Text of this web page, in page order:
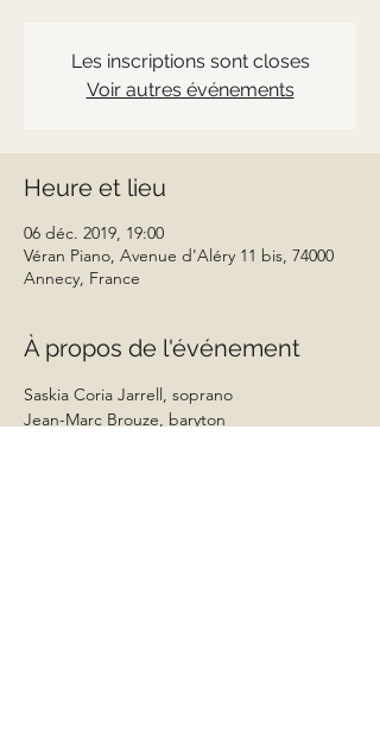
Les inscriptions sont closes
Voir autres événements
Heure et lieu
06 déc. 2019, 19:00
Véran Piano, Avenue d'Aléry 11 bis, 74000
Annecy, France
À propos de l'événement
Saskia Coria Jarrell, soprano
Jean-Marc Brouze, baryton